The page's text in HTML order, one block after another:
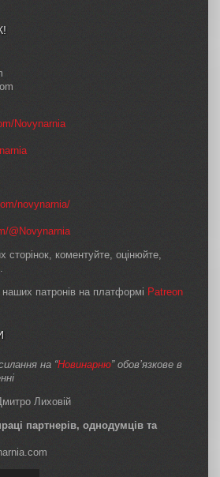
Novynarnia
novynarnia/
@Novynarnia
коментуйте, оцінюйте,
патронів на платформі Patreon
на “Новинарню” обов’язкове в
Лиховій
партнерів, однодумців та